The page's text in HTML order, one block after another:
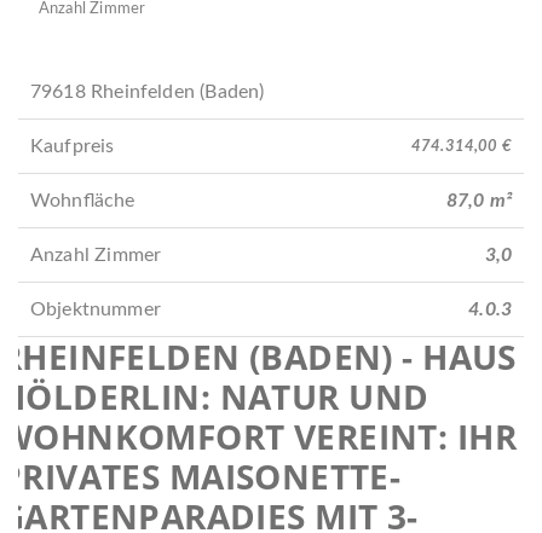
Anzahl Zimmer
79618 Rheinfelden (Baden)
Kaufpreis 474.314,00 €
Wohnfläche 87,0 m²
Anzahl Zimmer 3,0
Objektnummer 4.0.3
RHEINFELDEN (BADEN) - HAUS
HÖLDERLIN: NATUR UND
WOHNKOMFORT VEREINT: IHR
PRIVATES MAISONETTE-
GARTENPARADIES MIT 3-